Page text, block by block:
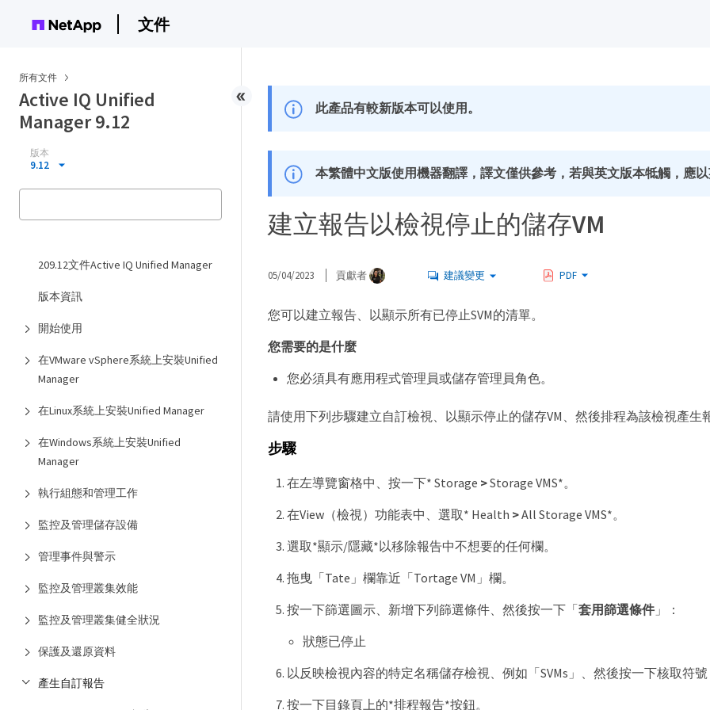
文件
所有文件
Active IQ Unified
Manager 9.12
版本
9.12
209.12文件Active IQ Unified Manager
版本資訊
開始使用
在VMware vSphere系統上安裝Unified
Manager
在Linux系統上安裝Unified Manager
在Windows系統上安裝Unified
Manager
執行組態和管理工作
監控及管理儲存設備
管理事件與警示
監控及管理叢集效能
監控及管理叢集健全狀況
保護及還原資料
產生自訂報告
此產品有較新版本可以使用。
本繁體中文版使用機器翻譯，譯文僅供參考，若與英文版本牴觸，應以
建立報告以檢視停止的儲存VM
05/04/2023 貢獻者 建議變更 PDF
您可以建立報告、以顯示所有已停止SVM的清單。
您需要的是什麼
您必須具有應用程式管理員或儲存管理員角色。
請使用下列步驟建立自訂檢視、以顯示停止的儲存VM、然後排程為該檢視產生
步驟
在左導覽窗格中、按一下* Storage >Storage VMS*。
在View（檢視）功能表中、選取* Health >All Storage VMS*。
選取*顯示/隱藏*以移除報告中不想要的任何欄。
拖曳「Tate」欄靠近「Tortage VM」欄。
按一下篩選圖示、新增下列篩選條件、然後按一下「套用篩選條件」：
狀態已停止
以反映檢視內容的特定名稱儲存檢視、例如「SVMs」、然後按一下核取符號
按一下目錄頁上的*排程報告*按鈕。